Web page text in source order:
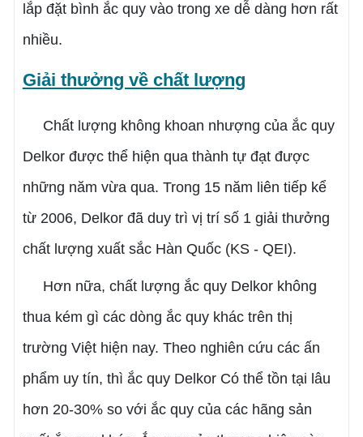
lắp đặt bình ắc quy vào trong xe dễ dàng hơn rất
nhiều.
Giải thưởng về chất lượng
Chất lượng không khoan nhượng của ắc quy
Delkor được thể hiện qua thành tự đạt được
những năm vừa qua. Trong 15 năm liên tiếp kể
từ 2006, Delkor đã duy trì vị trí số 1 giải thưởng
chất lượng xuất sắc Hàn Quốc (KS - QEI).
Hơn nữa, chất lượng ắc quy Delkor không
thua kém gì các dòng ắc quy khác trên thị
trường Việt hiện nay. Theo nghiên cứu các ấn
phẩm uy tín, thì ắc quy Delkor Có thể tồn tại lâu
hơn 20-30% so với ắc quy của các hãng sản